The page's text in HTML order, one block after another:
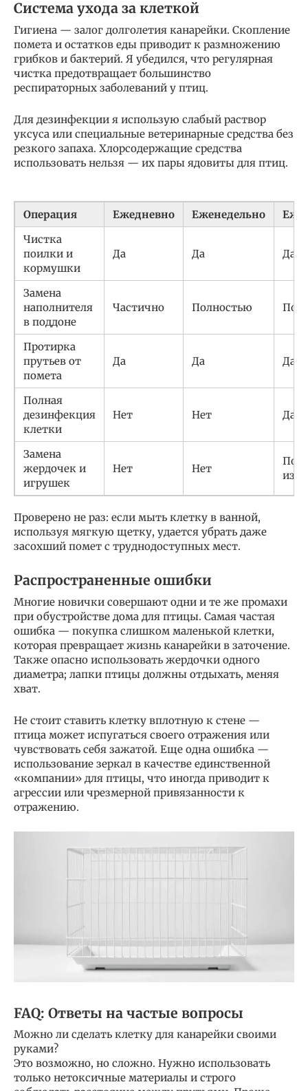
Система ухода за клеткой
Гигиена — залог долголетия канарейки. Скопление
помета и остатков еды приводит к размножению
грибков и бактерий. Я убедился, что регулярная
чистка предотвращает большинство
респираторных заболеваний у птиц.
Для дезинфекции я использую слабый раствор
уксуса или специальные ветеринарные средства без
резкого запаха. Хлорсодержащие средства
использовать нельзя — их пары ядовиты для птиц.
Операция Ежедневно Еженедельно
Чистка
поилки и
кормушки
Да Да Да
Замена
наполнителя
в поддоне
Частично Полностью
Протирка
прутьев от
помета
Да Да Да
Полная
дезинфекция
клетки
Нет Нет Да
Замена
жердочек и
игрушек
Нет Нет
По
Проверено не раз: если мыть клетку в ванной,
используя мягкую щетку, удается убрать даже
засохший помет с труднодоступных мест.
Распространенные ошибки
Многие новички совершают одни и те же промахи
при обустройстве дома для птицы. Самая частая
ошибка — покупка слишком маленькой клетки,
которая превращает жизнь канарейки в заточение.
Также опасно использовать жердочки одного
диаметра; лапки птицы должны отдыхать, меняя
хват.
Не стоит ставить клетку вплотную к стене —
птица может испугаться своего отражения или
чувствовать себя зажатой. Еще одна ошибка —
использование зеркал в качестве единственной
«компании» для птицы, что иногда приводит к
агрессии или чрезмерной привязанности к
отражению.
FAQ: Ответы на частые вопросы
Можно ли сделать клетку для канарейки своими
руками?
Это возможно, но сложно. Нужно использовать
только нетоксичные материалы и строго